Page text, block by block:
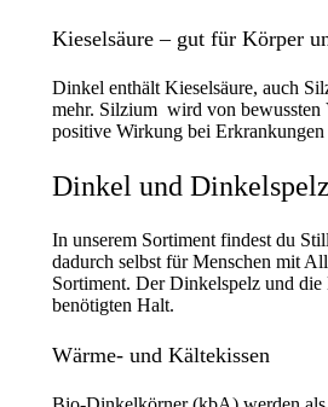
Kieselsäure – gut für Körper
Dinkel enthält Kieselsäure, auch
mehr. Silzium wird von bewussten
positive Wirkung bei Erkrankungen
Dinkel und
In unserem Sortiment findest du
dadurch selbst für Menschen mit
Sortiment. Der Dinkelspelz und
benötigten Halt.
Wärme- und Kältekissen